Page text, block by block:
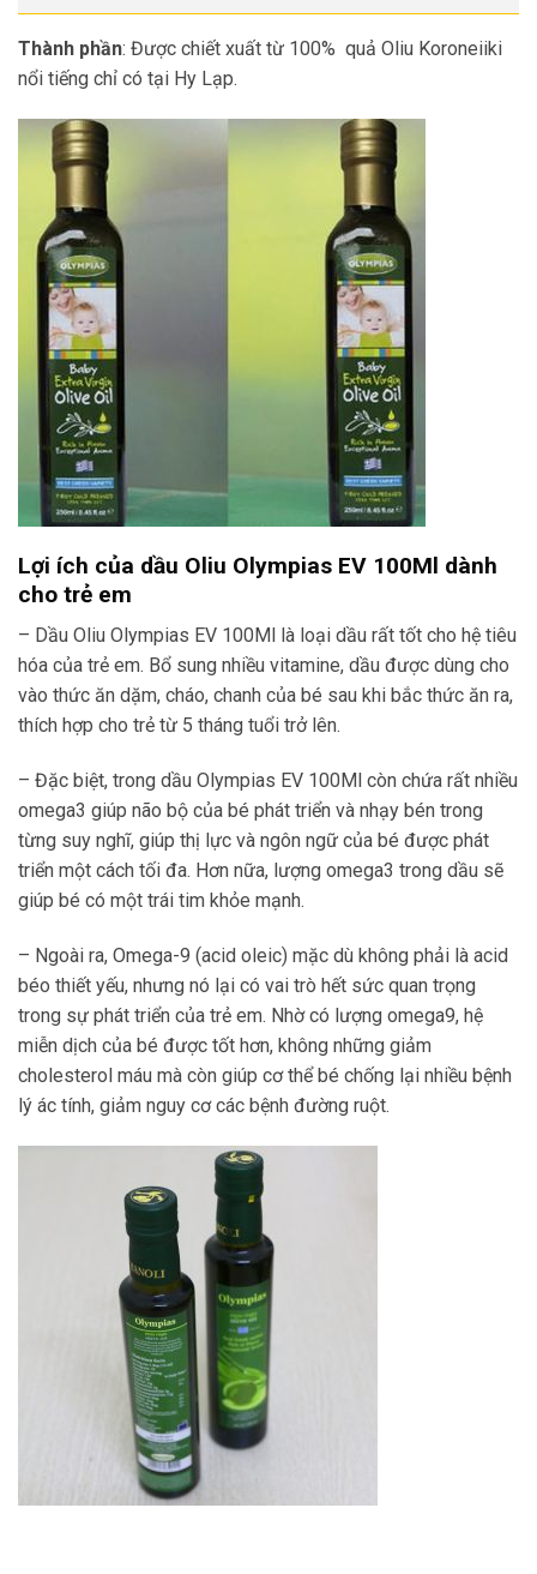
Thành phần: Được chiết xuất từ 100% quả Oliu Koroneiiki
nổi tiếng chỉ có tại Hy Lạp.
Lợi ích của dầu Oliu Olympias EV 100Ml dành
cho trẻ em
– Dầu Oliu Olympias EV 100Ml là loại dầu rất tốt cho hệ tiêu
hóa của trẻ em. Bổ sung nhiều vitamine, dầu được dùng cho
vào thức ăn dặm, cháo, chanh của bé sau khi bắc thức ăn ra,
thích hợp cho trẻ từ 5 tháng tuổi trở lên.
– Đặc biệt, trong dầu Olympias EV 100Ml còn chứa rất nhiều
omega3 giúp não bộ của bé phát triển và nhạy bén trong
từng suy nghĩ, giúp thị lực và ngôn ngữ của bé được phát
triển một cách tối đa. Hơn nữa, lượng omega3 trong dầu sẽ
giúp bé có một trái tim khỏe mạnh.
– Ngoài ra, Omega-9 (acid oleic) mặc dù không phải là acid
béo thiết yếu, nhưng nó lại có vai trò hết sức quan trọng
trong sự phát triển của trẻ em. Nhờ có lượng omega9, hệ
miễn dịch của bé được tốt hơn, không những giảm
cholesterol máu mà còn giúp cơ thể bé chống lại nhiều bệnh
lý ác tính, giảm nguy cơ các bệnh đường ruột.